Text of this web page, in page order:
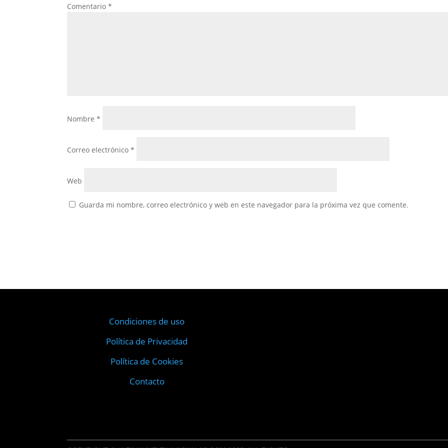
Comentario*
Nombre*
Correo electrónico*
Web
Guarda mi nombre, correo electrónico y web en este navegador para la próxima vez que comente.
Condiciones de uso
Política de Privacidad
Política de Cookies
Contacto